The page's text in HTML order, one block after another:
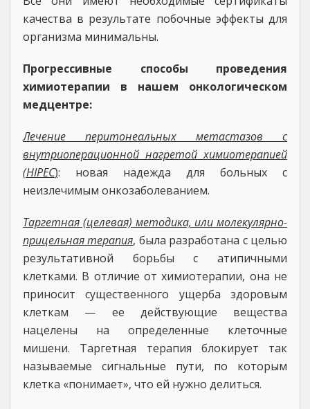
качества в результате побочные эффекты для
организма минимальны.
Прогрессивные способы проведения
химиотерапии в нашем онкологическом
медцентре:
Лечение перитонеальных метастазов с
внутриоперационной нагретой химиотерапией
(HIPEC): новая надежда для больных с
неизлечимым онкозаболеванием.
Таргетная (целевая) методика, или молекулярно-
прицельная терапия, была разработана с целью
результативной борьбы с атипичными
клетками. В отличие от химиотерапии, она не
приносит существенного ущерба здоровым
клеткам — ее действующие вещества
нацелены на определенные клеточные
мишени. Таргетная терапия блокирует так
называемые сигнальные пути, по которым
клетка «понимает», что ей нужно делиться.